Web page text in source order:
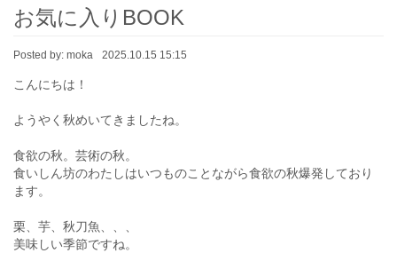
お気に入りBOOK
Posted by: moka 2025.10.15 15:15
こんにちは！
ようやく秋めいてきましたね。
食欲の秋。芸術の秋。
食いしん坊のわたしはいつものことながら食欲の秋爆発しており
ます。
栗、芋、秋刀魚、、、
美味しい季節ですね。